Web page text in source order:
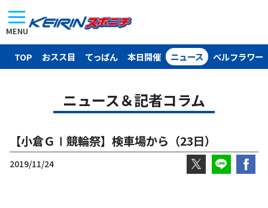
MENU
TOP おスス目 てっぱん 本日開催 ニュース ベルフラワー
ニュース＆記者コラム
【小倉ＧⅠ競輪祭】検車場から（23日）
2019/11/24